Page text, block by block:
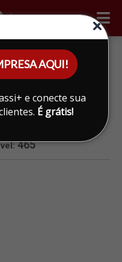
AQUI!
e conecte sua
É grátis!
ÁREA DO CLIENTE
EM
465